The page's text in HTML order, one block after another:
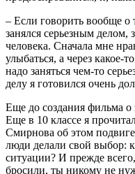
– Если говорить вообще о
занялся серьезным делом,
человека. Сначала мне
улыбаться, а через какое-
надо заняться чем-то
делу я готовился очень
Еще до создания фильма о
Еще в 10 классе я
Смирнова об этом
люди делали свой выбор:
ситуации? И прежде
бросили, ты никому не